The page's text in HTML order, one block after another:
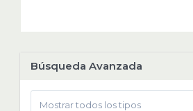
Búsqueda Avanzada
Mostrar todos los tipos